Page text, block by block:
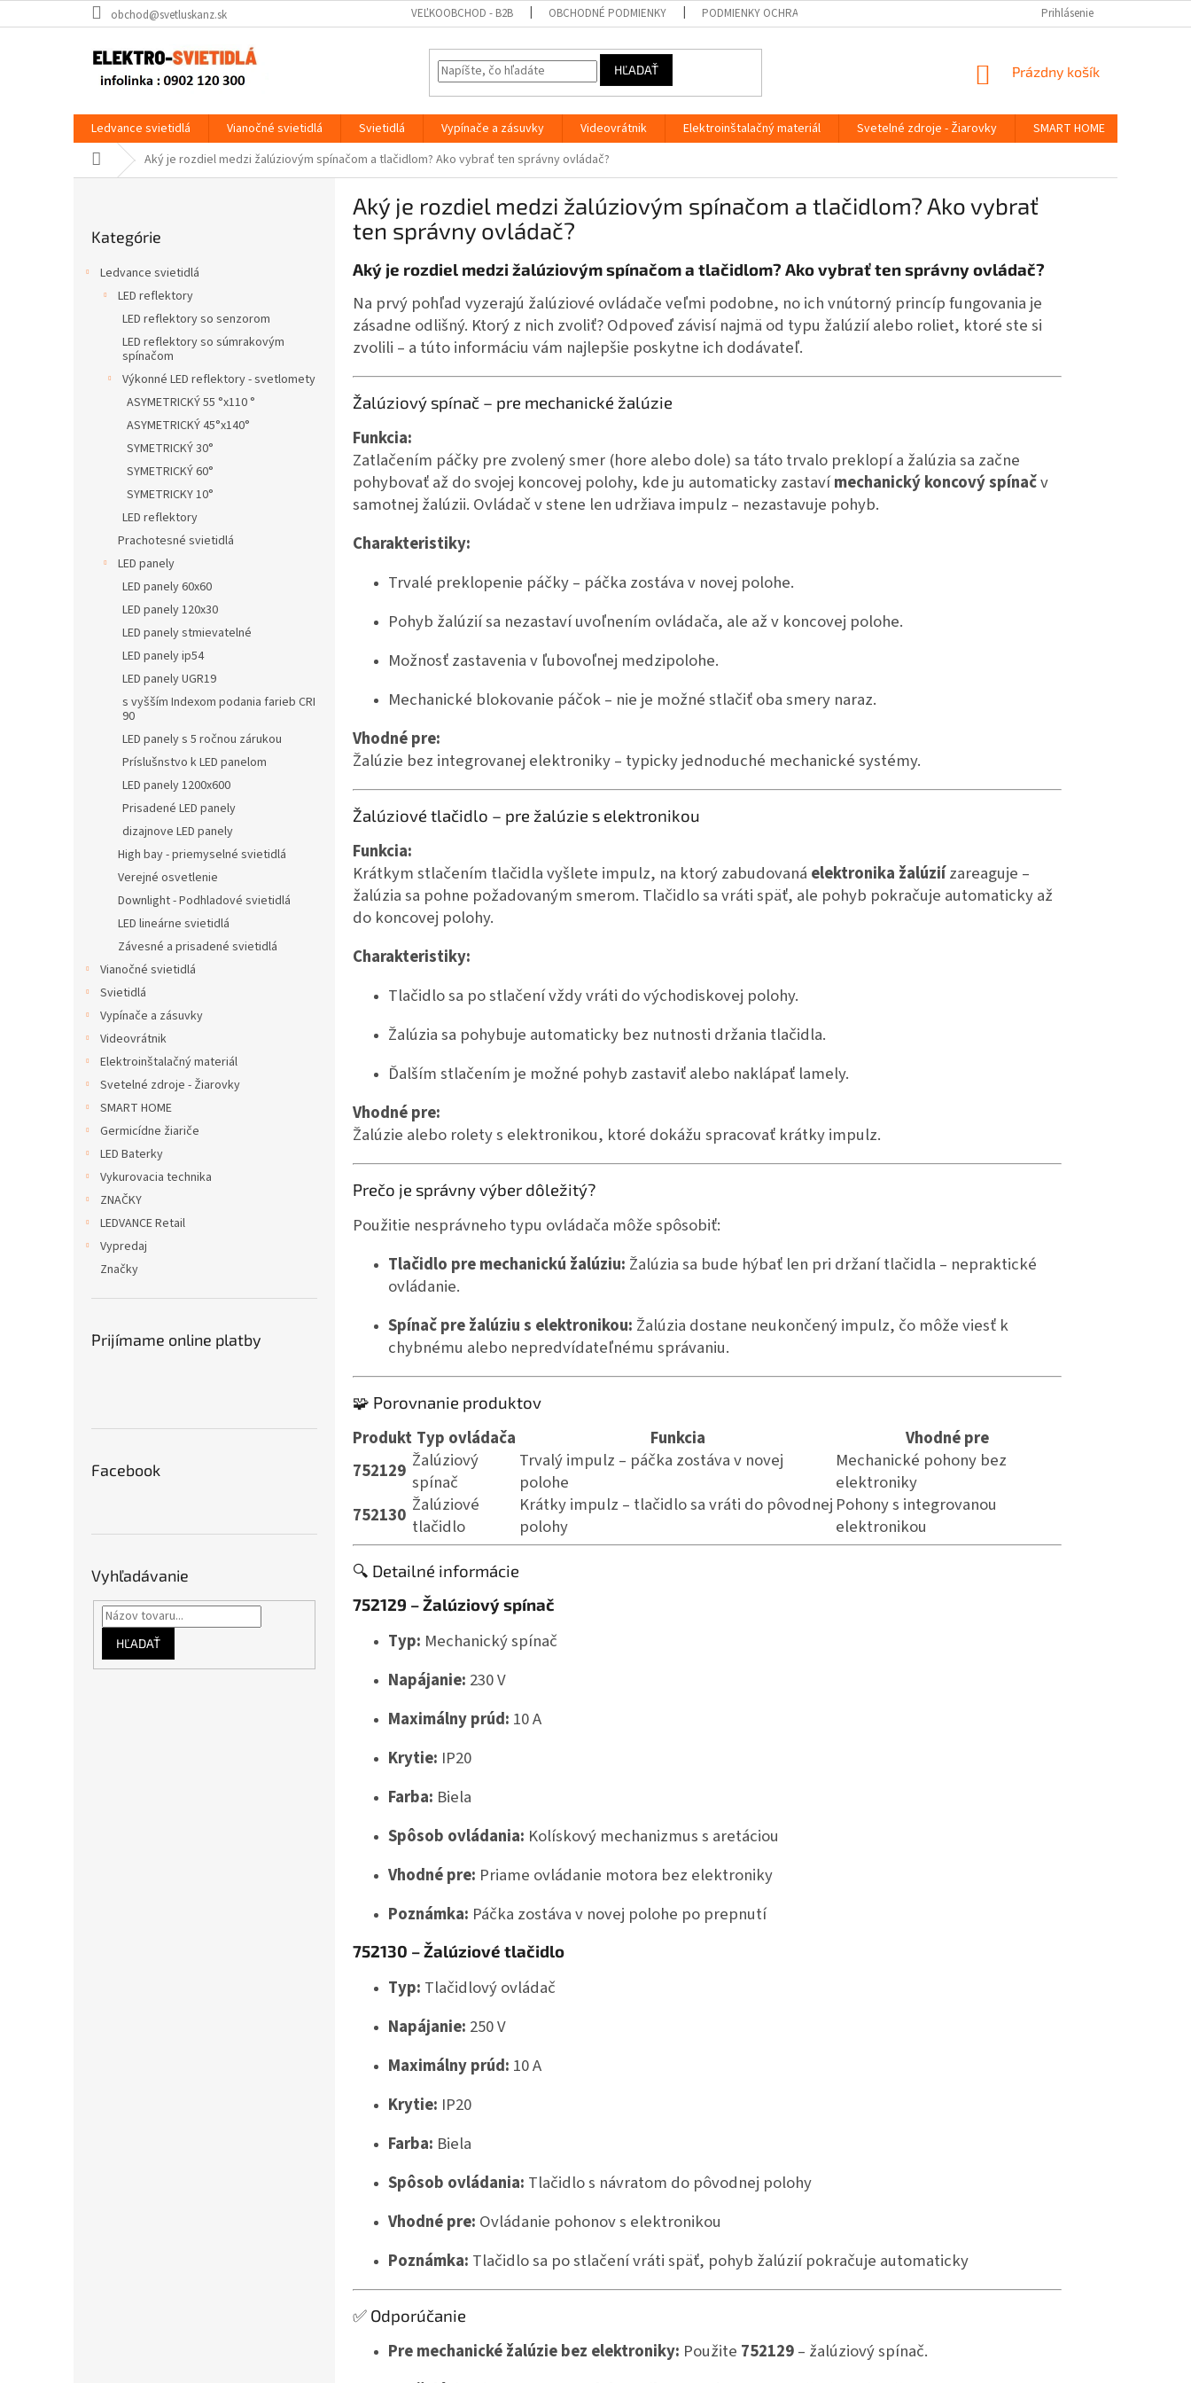
na
obchod@svetluskanz.sk VEĽKOOBCHOD - B2B OBCHODNÉ PODMIENKY PODMIENKY OCHRANY OSOBNÝCH ÚDAJOV Prihlásenie
HĽADAŤ
NÁKUPNÝ
Prázdny košík
Ledvance svietidlá Vianočné svietidlá Svietidlá Vypínače a zásuvky Videovrátnik Elektroinštalačný materiál Svetelné zdroje - Žiarovky SMART HOME
DomovAký je rozdiel medzi žalúziovým spínačom a tlačidlom? Ako vybrať ten správny ovládač?
kategórie
Kategórie
Ledvance svietidlá
LED reflektory
LED reflektory so senzorom
LED reflektory so súmrakovým
spínačom
Výkonné LED reflektory - svetlomety
ASYMETRICKÝ 55 °x110 °
ASYMETRICKÝ 45°x140°
SYMETRICKÝ 30°
SYMETRICKÝ 60°
SYMETRICKY 10°
LED reflektory
Prachotesné svietidlá
LED panely
LED panely 60x60
LED panely 120x30
LED panely stmievatelné
LED panely ip54
LED panely UGR19
s vyšším Indexom podania farieb CRI
90
LED panely s 5 ročnou zárukou
Príslušnstvo k LED panelom
LED panely 1200x600
Prisadené LED panely
dizajnove LED panely
High bay - priemyselné svietidlá
Verejné osvetlenie
Downlight - Podhladové svietidlá
LED lineárne svietidlá
Závesné a prisadené svietidlá
Vianočné svietidlá
Svietidlá
Vypínače a zásuvky
Videovrátnik
Elektroinštalačný materiál
Svetelné zdroje - Žiarovky
SMART HOME
Germicídne žiariče
LED Baterky
Vykurovacia technika
ZNAČKY
LEDVANCE Retail
Vypredaj
Značky
Prijímame online platby
Facebook
Vyhľadávanie
HĽADAŤ
Aký je rozdiel medzi žalúziovým spínačom a tlačidlom? Ako vybrať
ten správny ovládač?
Aký je rozdiel medzi žalúziovým spínačom a tlačidlom? Ako vybrať ten správny ovládač?
Na prvý pohľad vyzerajú žalúziové ovládače veľmi podobne, no ich vnútorný princíp fungovania je
zásadne odlišný. Ktorý z nich zvoliť? Odpoveď závisí najmä od typu žalúzií alebo roliet, ktoré ste si
zvolili – a túto informáciu vám najlepšie poskytne ich dodávateľ.
Žalúziový spínač – pre mechanické žalúzie
Funkcia:
Zatlačením páčky pre zvolený smer (hore alebo dole) sa táto trvalo preklopí a žalúzia sa začne
pohybovať až do svojej koncovej polohy, kde ju automaticky zastavímechanický koncový spínačv
samotnej žalúzii. Ovládač v stene len udržiava impulz – nezastavuje pohyb.
Charakteristiky:
Trvalé preklopenie páčky – páčka zostáva v novej polohe.
Pohyb žalúzií sa nezastaví uvoľnením ovládača, ale až v koncovej polohe.
Možnosť zastavenia v ľubovoľnej medzipolohe.
Mechanické blokovanie páčok – nie je možné stlačiť oba smery naraz.
Vhodné pre:
Žalúzie bez integrovanej elektroniky – typicky jednoduché mechanické systémy.
Žalúziové tlačidlo – pre žalúzie s elektronikou
Funkcia:
Krátkym stlačením tlačidla vyšlete impulz, na ktorý zabudovaná elektronika žalúziízareaguje –
žalúzia sa pohne požadovaným smerom. Tlačidlo sa vráti späť, ale pohyb pokračuje automaticky až
do koncovej polohy.
Charakteristiky:
Tlačidlo sa po stlačení vždy vráti do východiskovej polohy.
Žalúzia sa pohybuje automaticky bez nutnosti držania tlačidla.
Ďalším stlačením je možné pohyb zastaviť alebo naklápať lamely.
Vhodné pre:
Žalúzie alebo rolety s elektronikou, ktoré dokážu spracovať krátky impulz.
Prečo je správny výber dôležitý?
Použitie nesprávneho typu ovládača môže spôsobiť:
Tlačidlo pre mechanickú žalúziu: Žalúzia sa bude hýbať len pri držaní tlačidla – nepraktické
ovládanie.
Spínač pre žalúziu s elektronikou: Žalúzia dostane neukončený impulz, čo môže viesť k
chybnému alebo nepredvídateľnému správaniu.
🧩 Porovnanie produktov
Produkt Typ ovládača Funkcia
Vhodné pre
752129 Žalúziový
spínač
Trvalý impulz – páčka zostáva v novej
polohe
Mechanické pohony bez
elektroniky
752130 Žalúziové
tlačidlo
Krátky impulz – tlačidlo sa vráti do pôvodnej
polohy
Pohony s integrovanou
elektronikou
🔍 Detailné informácie
752129 – Žalúziový spínač
Typ: Mechanický spínač
Napájanie: 230 V
Maximálny prúd: 10 A
Krytie: IP20
Farba: Biela
Spôsob ovládania: Kolískový mechanizmus s aretáciou
Vhodné pre: Priame ovládanie motora bez elektroniky
Poznámka: Páčka zostáva v novej polohe po prepnutí
752130 – Žalúziové tlačidlo
Typ: Tlačidlový ovládač
Napájanie: 250 V
Maximálny prúd: 10 A
Krytie: IP20
Farba: Biela
Spôsob ovládania: Tlačidlo s návratom do pôvodnej polohy
Vhodné pre: Ovládanie pohonov s elektronikou
Poznámka: Tlačidlo sa po stlačení vráti späť, pohyb žalúzií pokračuje automaticky
✅ Odporúčanie
Pre mechanické žalúzie bez elektroniky: Použite 752129– žalúziový spínač.